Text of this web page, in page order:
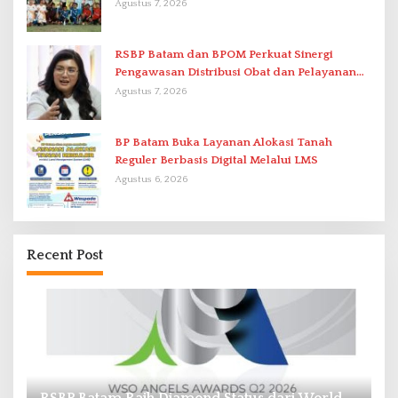
Agustus 7, 2026
RSBP Batam dan BPOM Perkuat Sinergi
Pengawasan Distribusi Obat dan Pelayanan
Kefarmasian
Agustus 7, 2026
BP Batam Buka Layanan Alokasi Tanah
Reguler Berbasis Digital Melalui LMS
Agustus 6, 2026
Recent Post